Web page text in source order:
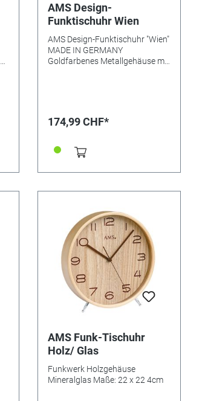
AMS Design-
Funktischuhr Wien
AMS Design-Funktischuhr "Wien"
MADE IN GERMANY
Goldfarbenes Metallgehäuse mit
174,99 CHF*
AMS Funk-Tischuhr
Holz/ Glas
Funkwerk Holzgehäuse
Mineralglas Maße: 22 x 22 4cm